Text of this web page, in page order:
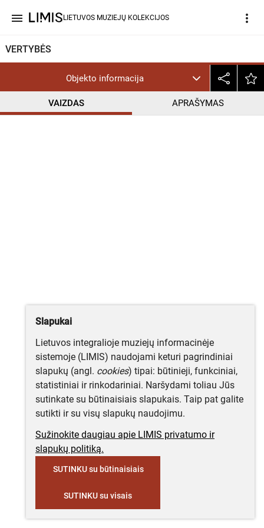
menu LIETUVOS MUZIEJŲ KOLEKCIJOS more_vert
VERTYBĖS
Objekto informacija
VAIZDAS APRAŠYMAS
Slapukai
Lietuvos integralioje muziejų informacinėje
sistemoje (LIMIS) naudojami keturi pagrindiniai
slapukų (angl. cookies) tipai: būtinieji, funkciniai,
statistiniai ir rinkodariniai. Naršydami toliau Jūs
sutinkate su būtinaisiais slapukais. Taip pat galite
sutikti ir su visų slapukų naudojimu.
Sužinokite daugiau apie LIMIS privatumo ir
slapukų politiką.
SUTINKU su būtinaisiais
SUTINKU su visais